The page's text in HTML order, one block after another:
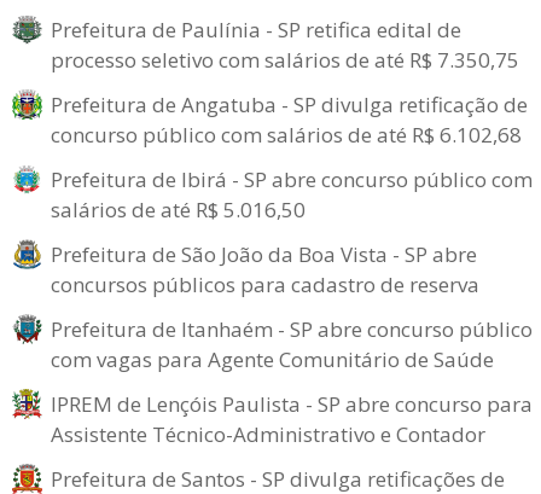
Prefeitura de Paulínia - SP retifica edital de
processo seletivo com salários de até R$ 7.350,75
Prefeitura de Angatuba - SP divulga retificação de
concurso público com salários de até R$ 6.102,68
Prefeitura de Ibirá - SP abre concurso público com
salários de até R$ 5.016,50
Prefeitura de São João da Boa Vista - SP abre
concursos públicos para cadastro de reserva
Prefeitura de Itanhaém - SP abre concurso público
com vagas para Agente Comunitário de Saúde
IPREM de Lençóis Paulista - SP abre concurso para
Assistente Técnico-Administrativo e Contador
Prefeitura de Santos - SP divulga retificações de